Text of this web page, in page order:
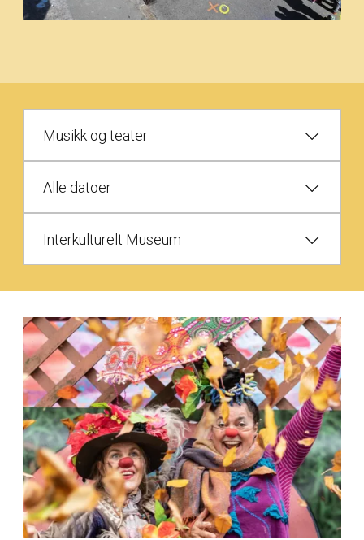
Musikk og teater
Alle datoer
Interkulturelt Museum